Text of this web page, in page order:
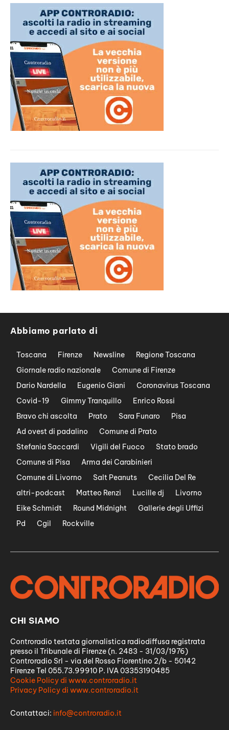
Abbiamo parlato di
Toscana Firenze Newsline
Regione Toscana
Giornale radio nazionale
Comune di Firenze
Dario Nardella
Eugenio Giani
Coronavirus Toscana
Covid-19
Gimmy Tranquillo
Enrico Rossi
Bravo chi ascolta
Prato Sara Funaro
Pisa
Ad ovest di padalino
Comune di Prato
Stefania Saccardi
Vigili del Fuoco
Stato brado
Comune di Pisa
Arma dei Carabinieri
Comune di Livorno
Salt Peanuts
Cecilia Del Re
altri-podcast
Matteo Renzi Lucille dj
Livorno
Eike Schmidt
Round Midnight
Gallerie degli Uffizi
Pd
Cgil Rockville
CHI SIAMO
Controradio testata giornalistica radiodiffusa registrata
presso il Tribunale di Firenze (n. 2483 - 31/03/1976)
Controradio Srl - via del Rosso Fiorentino 2/b - 50142
Firenze Tel 055.73.99910 P. IVA 03353190485
Cookie Policy di www.controradio.it
Privacy Policy di www.controradio.it
Contattaci: info@controradio.it